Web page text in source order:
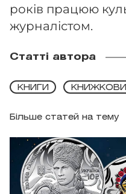
років працюю
журналістом.
Статті автора
Більше статей на тему
КНИГИ